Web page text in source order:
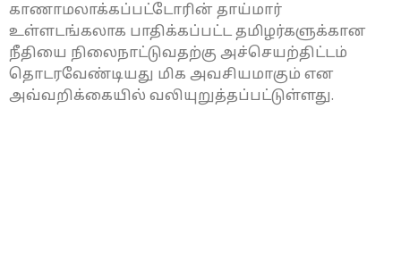
காணாமலாக்கப்பட்டோரின் தாய்மார்
உள்ளடங்கலாக பாதிக்கப்பட்ட தமிழர்களுக்கான
நீதியை நிலைநாட்டுவதற்கு அச்செயற்திட்டம்
தொடரவேண்டியது மிக அவசியமாகும் என
அவ்வறிக்கையில் வலியுறுத்தப்பட்டுள்ளது.